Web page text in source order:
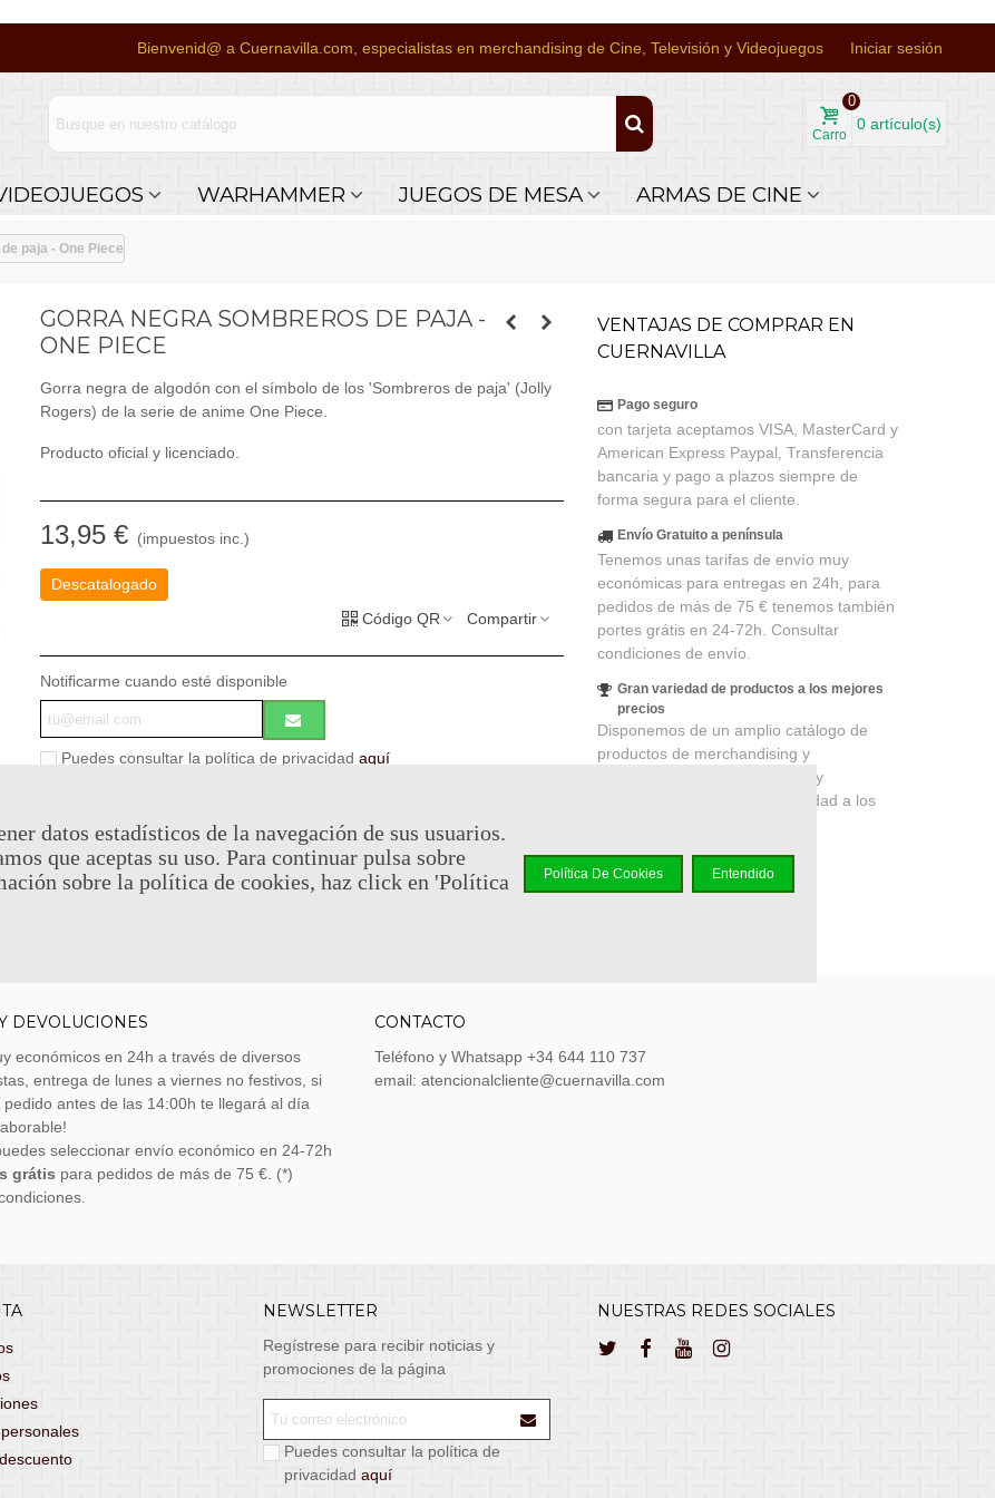
Bienvenid@ a Cuernavilla.com, especialistas en merchandising de Cine, Televisión y Videojuegos Iniciar sesión
Carro
0
0 artículo(s)
WARHAMMER JUEGOS DE MESA ARMAS DE CINE
paja - One Piece
GORRA NEGRA SOMBREROS DE PAJA -
ONE PIECE
Gorra negra de algodón con el símbolo de los 'Sombreros de paja' (Jolly
Rogers) de la serie de anime One Piece.
Producto oficial y licenciado.
13,95 € (impuestos inc.)
Descatalogado
Código QR
Compartir
Notificarme cuando esté disponible
Puedes consultar la política de privacidad aquí
de€ 0.04.
VENTAJAS DE COMPRAR EN
CUERNAVILLA
Pago seguro
con tarjeta aceptamos VISA, MasterCard y
American Express Paypal, Transferencia
bancaria y pago a plazos siempre de
forma segura para el cliente.
Envío Gratuito a península
Tenemos unas tarifas de envío muy
económicas para entregas en 24h, para
pedidos de más de 75 € tenemos también
portes grátis en 24-72h. Consultar
condiciones de envío.
Gran variedad de productos a los mejores
precios
Disponemos de un amplio catálogo de
productos de merchandising y
coleccionismo de cines, series y
videojuegos, productos de calidad a los
DEVOLUCIONES
económicos en 24h a través de diversos
entrega de lunes a viernes no festivos, si
pedido antes de las 14:00h te llegará al día
seleccionar envío económico en 24-72h
grátis para pedidos de más de 75 €. (*)
CONTACTO
Teléfono y Whatsapp +34 644 110 737
email: atencionalcliente@cuernavilla.com
NEWSLETTER
Regístrese para recibir noticias y
promociones de la página
Puedes consultar la política de
privacidad aquí
NUESTRAS REDES SOCIALES
datos estadísticos de la navegación de sus usuarios.
que aceptas su uso. Para continuar pulsa sobre
sobre la política de cookies, haz click en 'Política
Política De Cookies Entendido